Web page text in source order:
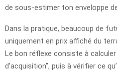
de sous-estimer ton enveloppe
Dans la pratique, beaucoup de
uniquement en prix affiché du
Le bon réflexe consiste à
d’acquisition”, puis à vérifier ce